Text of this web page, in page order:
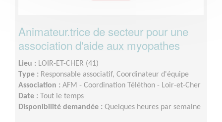
Animateur.trice de secteur pour une
association d'aide aux myopathes
Lieu : LOIR-ET-CHER (41)
Type : Responsable associatif, Coordinateur d'équipe
Association : AFM - Coordination Téléthon - Loir-et-Cher
Date :
Tout le temps
Disponibilité demandée : Quelques heures par semaine